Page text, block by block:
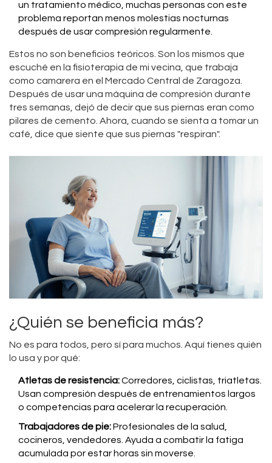
un tratamiento médico, muchas personas con este
problema reportan menos molestias nocturnas
después de usar compresión regularmente.
Estos no son beneficios teóricos. Son los mismos que
escuché en la fisioterapia de mi vecina, que trabaja
como camarera en el Mercado Central de Zaragoza.
Después de usar una máquina de compresión durante
tres semanas, dejó de decir que sus piernas eran como
pilares de cemento. Ahora, cuando se sienta a tomar un
café, dice que siente que sus piernas "respiran".
¿Quién se beneficia más?
No es para todos, pero sí para muchos. Aquí tienes quién
lo usa y por qué:
Atletas de resistencia:Corredores, ciclistas, triatletas.
Usan compresión después de entrenamientos largos
o competencias para acelerar la recuperación.
Trabajadores de pie:Profesionales de la salud,
cocineros, vendedores. Ayuda a combatir la fatiga
acumulada por estar horas sin moverse.